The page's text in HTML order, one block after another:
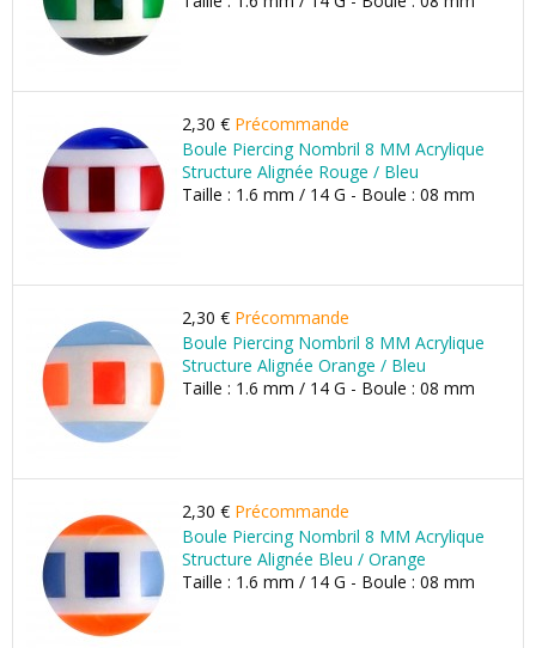
2,30 € Précommande
Boule Piercing Nombril 8 MM Acrylique
Structure Alignée Rouge / Bleu
Taille : 1.6 mm / 14 G - Boule : 08 mm
2,30 € Précommande
Boule Piercing Nombril 8 MM Acrylique
Structure Alignée Orange / Bleu
Taille : 1.6 mm / 14 G - Boule : 08 mm
2,30 € Précommande
Boule Piercing Nombril 8 MM Acrylique
Structure Alignée Bleu / Orange
Taille : 1.6 mm / 14 G - Boule : 08 mm